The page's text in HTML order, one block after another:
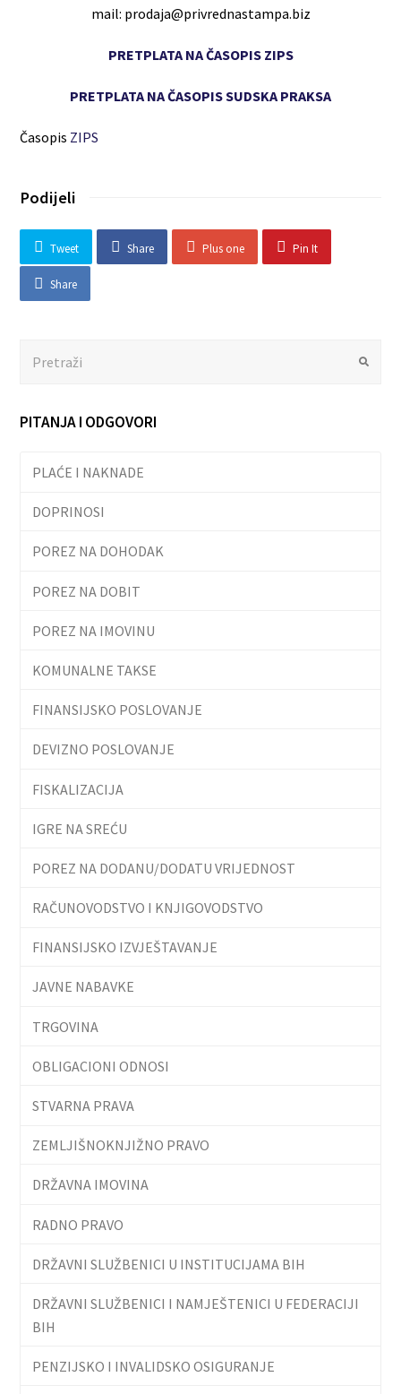
mail: prodaja@privrednastampa.biz
PRETPLATA NA ČASOPIS ZIPS
PRETPLATA NA ČASOPIS SUDSKA PRAKSA
Časopis ZIPS
Podijeli
Tweet Share Plus one Pin It
Share
Submit
PITANJA I ODGOVORI
PLAĆE I NAKNADE
DOPRINOSI
POREZ NA DOHODAK
POREZ NA DOBIT
POREZ NA IMOVINU
KOMUNALNE TAKSE
FINANSIJSKO POSLOVANJE
DEVIZNO POSLOVANJE
FISKALIZACIJA
IGRE NA SREĆU
POREZ NA DODANU/DODATU VRIJEDNOST
RAČUNOVODSTVO I KNJIGOVODSTVO
FINANSIJSKO IZVJEŠTAVANJE
JAVNE NABAVKE
TRGOVINA
OBLIGACIONI ODNOSI
STVARNA PRAVA
ZEMLJIŠNOKNJIŽNO PRAVO
DRŽAVNA IMOVINA
RADNO PRAVO
DRŽAVNI SLUŽBENICI U INSTITUCIJAMA BIH
DRŽAVNI SLUŽBENICI I NAMJEŠTENICI U FEDERACIJI
BIH
PENZIJSKO I INVALIDSKO OSIGURANJE